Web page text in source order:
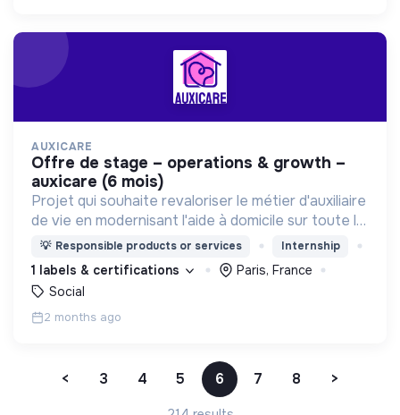
AUXICARE
offre de stage – operations & growth –
auxicare (6 mois)
Projet qui souhaite revaloriser le métier d'auxiliaire
de vie en modernisant l'aide à domicile sur toute la
chaine (recrutement, matching, salaires, gestion
opérationnelle, etc.)
💡 Responsible products or services Internship
1 labels & certifications
Paris, France
Social
2 months ago
< 3 4 5 6 7 8 >